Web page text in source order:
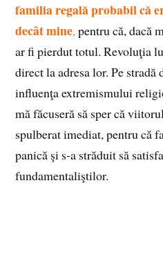
familia regalăprobabil că
decât mine,pentru că, dacă
ar fi pierdut totul. Revoluţia
direct la adresa lor. Pe stradă
influenţa extremismului
mă făcuseră să sper că
spulberat imediat, pentru că
panică şi s‑a străduit să
fundamentaliştilor.